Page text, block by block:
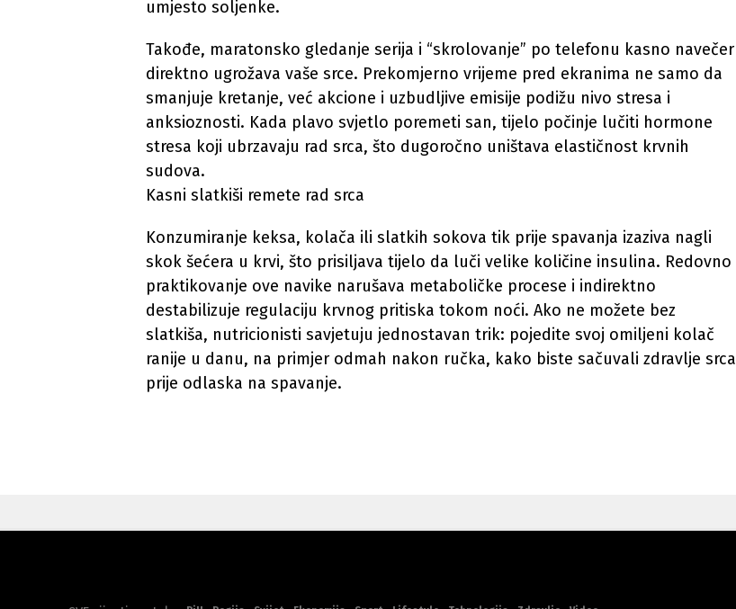
umjesto soljenke.
Takođe, maratonsko gledanje serija i “skrolovanje” po telefonu kasno navečer
direktno ugrožava vaše srce. Prekomjerno vrijeme pred ekranima ne samo da
smanjuje kretanje, već akcione i uzbudljive emisije podižu nivo stresa i
anksioznosti. Kada plavo svjetlo poremeti san, tijelo počinje lučiti hormone
stresa koji ubrzavaju rad srca, što dugoročno uništava elastičnost krvnih
sudova.
Kasni slatkiši remete rad srca
Konzumiranje keksa, kolača ili slatkih sokova tik prije spavanja izaziva nagli
skok šećera u krvi, što prisiljava tijelo da luči velike količine insulina. Redovno
praktikovanje ove navike narušava metaboličke procese i indirektno
destabilizuje regulaciju krvnog pritiska tokom noći. Ako ne možete bez
slatkiša, nutricionisti savjetuju jednostavan trik: pojedite svoj omiljeni kolač
ranije u danu, na primjer odmah nakon ručka, kako biste sačuvali zdravlje srca
prije odlaska na spavanje.